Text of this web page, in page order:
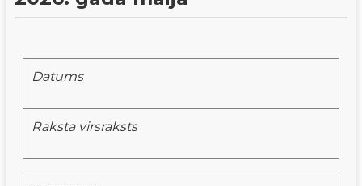
Datums
Raksta virsraksts